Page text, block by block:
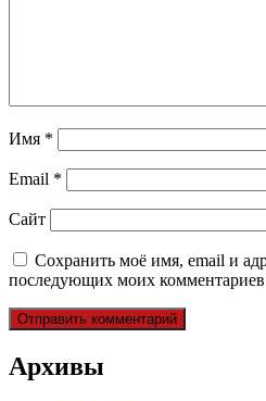
Имя *
Email *
Сайт
Сохранить моё имя, email и
последующих моих
Архивы